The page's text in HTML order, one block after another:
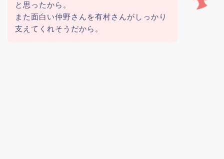
と思ったから。
また面白い仲野さんを有村さんがしっかり
支えてくれそうだから。